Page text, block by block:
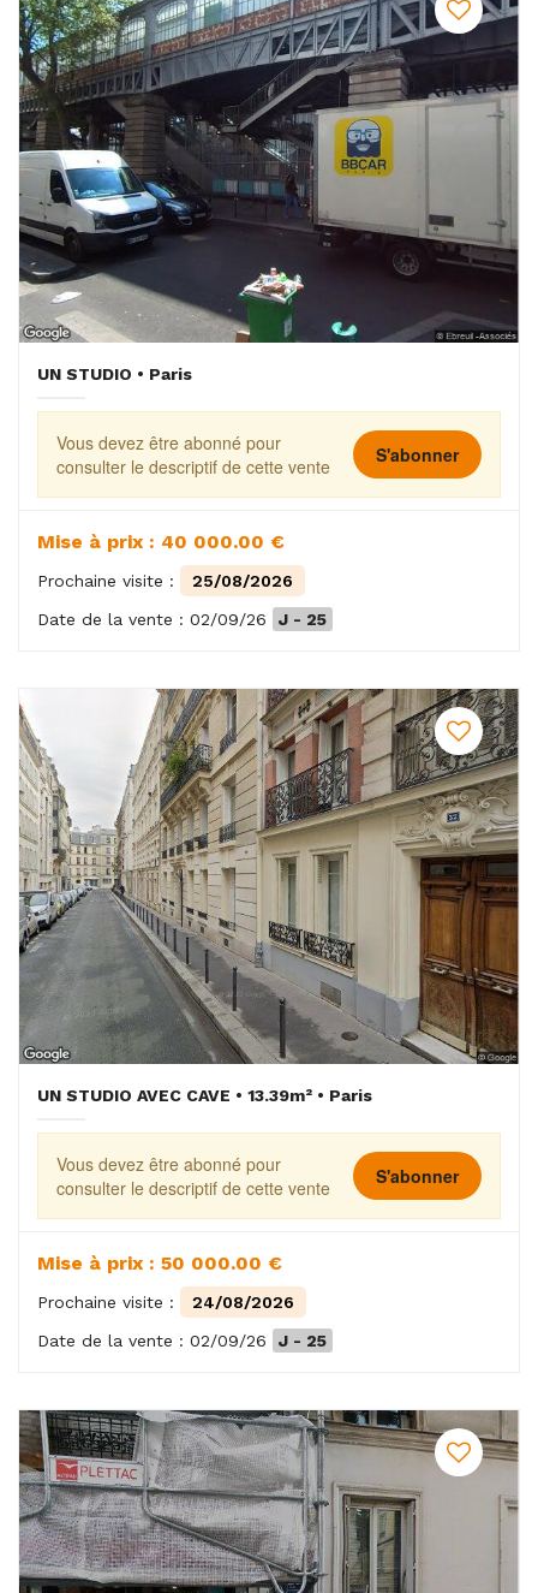
UN STUDIO • Paris
Vous devez être abonné pour
consulter le descriptif de cette vente
S'abonner
Mise à prix : 40 000.00 €
Prochaine visite :
25/08/2026
Date de la vente : 02/09/26
J - 25
UN STUDIO AVEC CAVE • 13.39m² • Paris
Vous devez être abonné pour
consulter le descriptif de cette vente
S'abonner
Mise à prix : 50 000.00 €
Prochaine visite :
24/08/2026
Date de la vente : 02/09/26
J - 25